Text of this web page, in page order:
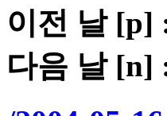
이전 날 [p]
다음 날 [n]